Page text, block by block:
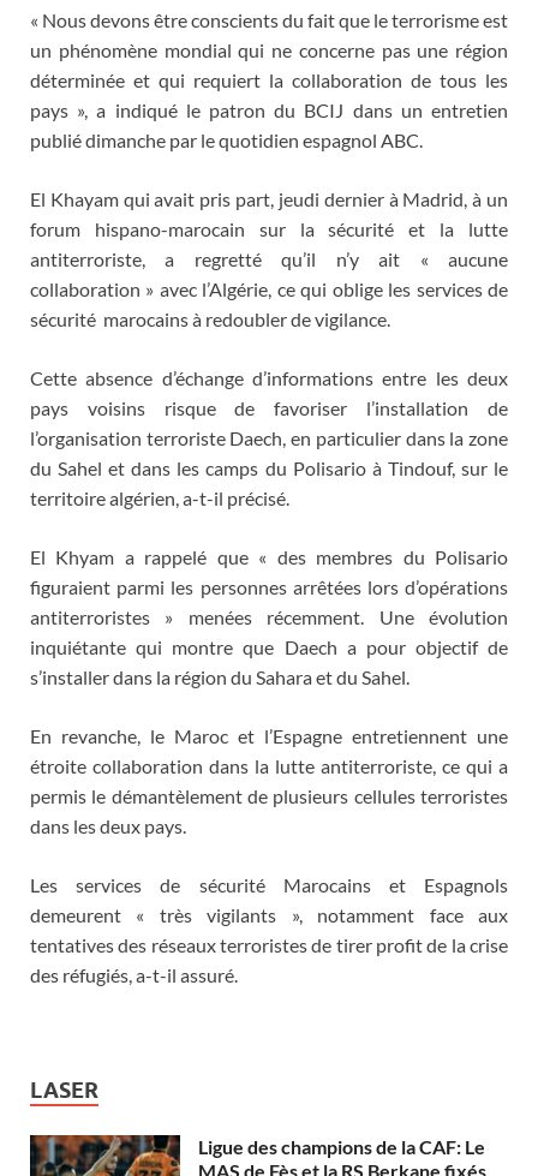
« Nous devons être conscients du fait que le terrorisme est
un phénomène mondial qui ne concerne pas une région
déterminée et qui requiert la collaboration de tous les
pays », a indiqué le patron du BCIJ dans un entretien
publié dimanche par le quotidien espagnol ABC.
El Khayam qui avait pris part, jeudi dernier à Madrid, à un
forum hispano-marocain sur la sécurité et la lutte
antiterroriste, a regretté qu’il n’y ait « aucune
collaboration » avec l’Algérie, ce qui oblige les services de
sécurité marocains à redoubler de vigilance.
Cette absence d’échange d’informations entre les deux
pays voisins risque de favoriser l’installation de
l’organisation terroriste Daech, en particulier dans la zone
du Sahel et dans les camps du Polisario à Tindouf, sur le
territoire algérien, a-t-il précisé.
El Khyam a rappelé que « des membres du Polisario
figuraient parmi les personnes arrêtées lors d’opérations
antiterroristes » menées récemment. Une évolution
inquiétante qui montre que Daech a pour objectif de
s’installer dans la région du Sahara et du Sahel.
En revanche, le Maroc et l’Espagne entretiennent une
étroite collaboration dans la lutte antiterroriste, ce qui a
permis le démantèlement de plusieurs cellules terroristes
dans les deux pays.
Les services de sécurité Marocains et Espagnols
demeurent « très vigilants », notamment face aux
tentatives des réseaux terroristes de tirer profit de la crise
des réfugiés, a-t-il assuré.
LASER
Ligue des champions de la CAF: Le
MAS de Fès et la RS Berkane fixés